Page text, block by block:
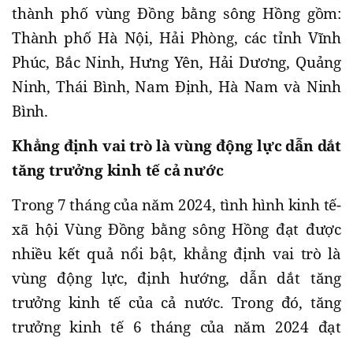
thành phố vùng Đồng bằng sông Hồng gồm:
Thành phố Hà Nội, Hải Phòng, các tỉnh Vĩnh
Phúc, Bắc Ninh, Hưng Yên, Hải Dương, Quảng
Ninh, Thái Bình, Nam Định, Hà Nam và Ninh
Bình.
Khẳng định vai trò là vùng động lực dẫn dắt
tăng trưởng kinh tế cả nước
Trong 7 tháng của năm 2024, tình hình kinh tế-
xã hội Vùng Đồng bằng sông Hồng đạt được
nhiều kết quả nổi bật, khẳng định vai trò là
vùng động lực, định hướng, dẫn dắt tăng
trưởng kinh tế của cả nước. Trong đó, tăng
trưởng kinh tế 6 tháng của năm 2024 đạt